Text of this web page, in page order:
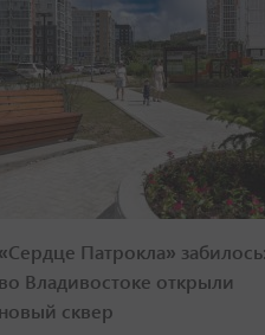
«Сердце Патрокла» забилось:
во Владивостоке открыли
новый сквер